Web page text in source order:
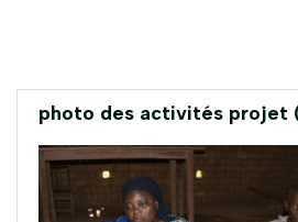
photo des activités projet